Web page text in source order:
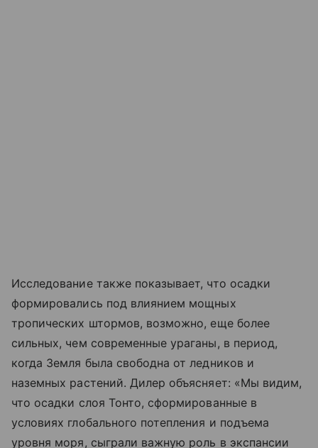
Исследование также показывает, что осадки
формировались под влиянием мощных
тропических штормов, возможно, еще более
сильных, чем современные ураганы, в период,
когда Земля была свободна от ледников и
наземных растений. Дилер объясняет: «Мы видим,
что осадки слоя Тонто, сформированные в
условиях глобального потепления и подъема
уровня моря, сыграли важную роль в экспансии